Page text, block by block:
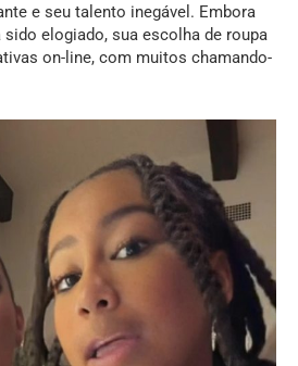
e seu talento inegável. Embora
elogiado, sua escolha de roupa
on-line, com muitos chamando-